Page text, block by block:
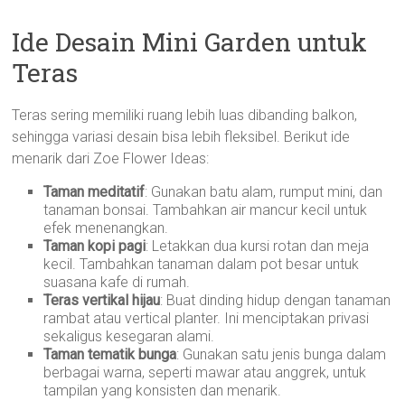
Ide Desain Mini Garden untuk
Teras
Teras sering memiliki ruang lebih luas dibanding balkon,
sehingga variasi desain bisa lebih fleksibel. Berikut ide
menarik dari Zoe Flower Ideas:
Taman meditatif: Gunakan batu alam, rumput mini, dan
tanaman bonsai. Tambahkan air mancur kecil untuk
efek menenangkan.
Taman kopi pagi: Letakkan dua kursi rotan dan meja
kecil. Tambahkan tanaman dalam pot besar untuk
suasana kafe di rumah.
Teras vertikal hijau: Buat dinding hidup dengan tanaman
rambat atau vertical planter. Ini menciptakan privasi
sekaligus kesegaran alami.
Taman tematik bunga: Gunakan satu jenis bunga dalam
berbagai warna, seperti mawar atau anggrek, untuk
tampilan yang konsisten dan menarik.